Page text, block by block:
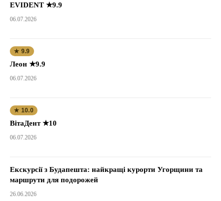
EVIDENT ★9.9
06.07.2026
★ 9.9
Леон ★9.9
06.07.2026
★ 10.0
ВітаДент ★10
06.07.2026
Екскурсії з Будапешта: найкращі курорти Угорщини та
маршрути для подорожей
26.06.2026